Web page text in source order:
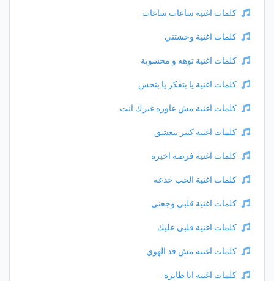
كلمات اغنية ساعات ساعات
كلمات اغنية وحشتني
كلمات اغنية توهه و محسوبة
كلمات اغنية يا بتفكر يا بتحس
كلمات اغنية مش عاوزه غيرك انت
كلمات اغنية كتير بنعشق
كلمات اغنية فرصه اخيره
كلمات اغنية الحب خدعه
كلمات اغنية قلبي وجعني
كلمات اغنية قلبي عليك
كلمات اغنية مش قد الهوي
كلمات اغنية انا طايرة